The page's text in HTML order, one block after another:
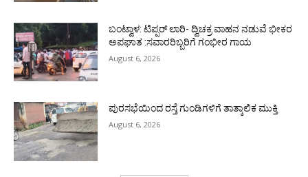
ಬಂಟ್ವಾಳ: ಟಿಪ್ಪರ್ ಲಾರಿ- ದ್ವಿಚಕ್ರ ವಾಹನ ನಡುವೆ ಭೀಕರ
ಅಪಘಾತ :ಸವಾರರಿಬ್ಬರಿಗೆ ಗಂಭೀರ ಗಾಯ
August 6, 2026
ಪುರಸಭೆಯಿಂದ ರಸ್ತೆ ಗುಂಡಿಗಳಿಗೆ ತಾತ್ಕಾಲಿಕ ಮುಕ್ತಿ
August 6, 2026